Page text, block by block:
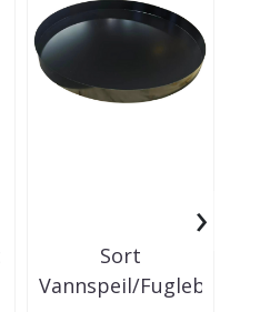
Sort
Vannspeil/Fuglebad
›